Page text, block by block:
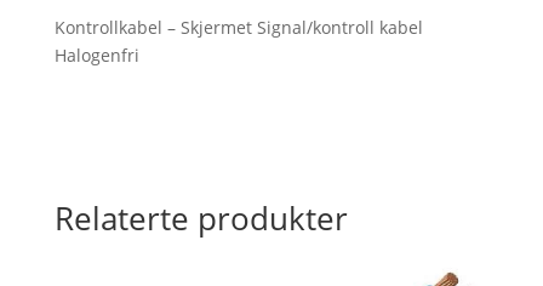
Kontrollkabel – Skjermet Signal/kontroll kabel
Halogenfri
Relaterte produkter